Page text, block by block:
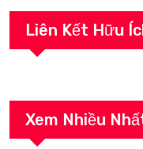
Liên Kết Hữu
Xem Nhiều